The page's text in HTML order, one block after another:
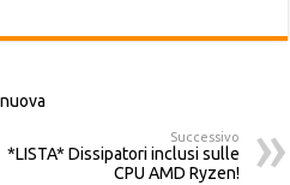
Successivo
*LISTA* Dissipatori inclusi sulle
CPU AMD Ryzen!